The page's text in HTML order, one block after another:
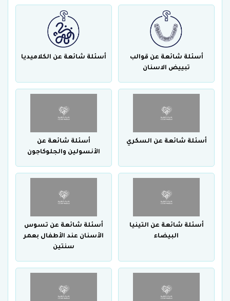
أسئلة شائعة عن قوالب
تبييض الاسنان
أسئلة شائعة عن الكلاميديا
أسئلة شائعة عن السكري
أسئلة شائعة عن
الأنسولين والجلوكاجون
أسئلة شائعة عن التينيا
البيضاء
أسئلة شائعة عن تسوس
الأسنان عند الأطفال بعمر
سنتين